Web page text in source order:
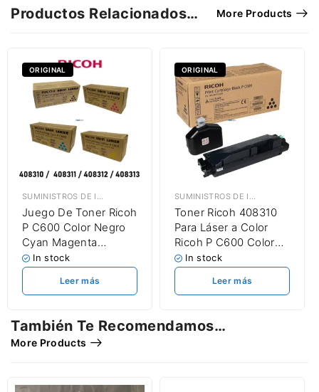
Productos Relacionados… More Products
ORIGINAL
SUMINISTROS DE IMPRESIÓN TÓNER RICOH
Juego De Toner Ricoh
P C600 Color Negro
Cyan Magenta
Amarillo
In stock
Leer más
ORIGINAL
SUMINISTROS DE IMPRESIÓN
Toner Ricoh 408310
Para Láser a Color
Ricoh P C600 Color
Negro 15,000 Páginas
In stock
Leer más
También Te Recomendamos…
More Products